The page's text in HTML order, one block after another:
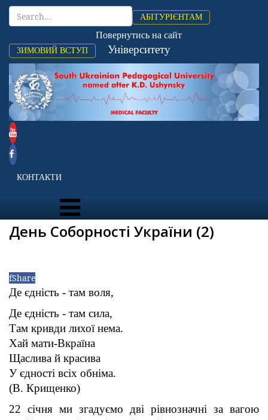
АБІТУРІЄНТАМ
ЗИМОВИЙ ВСТУП
Повернутись на сайт
Університету
КОНТАКТИ
День Соборності України (2)
fShare
Де єдність - там воля,
Де єдність - там сила,
Там кривди лихої нема.
Хай мати-Вкраїна
Щаслива й красива
У єдності всіх обніма.
(В. Крищенко)
22 січня ми згадуємо дві рівнозначні за вагою